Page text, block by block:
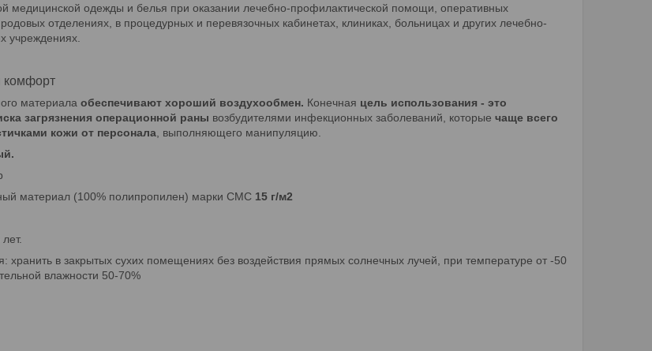
медицинской одежды и белья при оказании лечебно-профилактической помощи, оперативных
отделениях, в процедурных и перевязочных кабинетах, клиниках, больницах и других лечебно-
учреждениях.
комфорт
материала обеспечивают хороший воздухообмен. Конечная цель использования - это
загрязнения операционной раны возбудителями инфекционных заболеваний, которые чаще всего
кожи от персонала , выполняющего манипуляцию.
материал (100% полипропилен) марки СМС 15 г/м2
хранить в закрытых сухих помещениях без воздействия прямых солнечных лучей, при температуре от -50
влажности 50-70%